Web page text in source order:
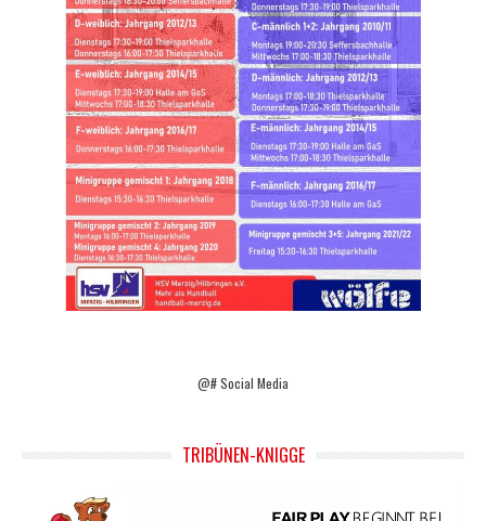
@# Social Media
TRIBÜNEN-KNIGGE